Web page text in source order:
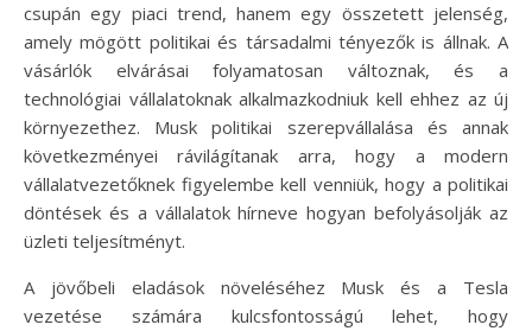
csupán egy piaci trend, hanem egy összetett jelenség,
amely mögött politikai és társadalmi tényezők is állnak. A
vásárlók elvárásai folyamatosan változnak, és a
technológiai vállalatoknak alkalmazkodniuk kell ehhez az új
környezethez. Musk politikai szerepvállalása és annak
következményei rávilágítanak arra, hogy a modern
vállalatvezetőknek figyelembe kell venniük, hogy a politikai
döntések és a vállalatok hírneve hogyan befolyásolják az
üzleti teljesítményt.
A jövőbeli eladások növeléséhez Musk és a Tesla
vezetése számára kulcsfontosságú lehet, hogy